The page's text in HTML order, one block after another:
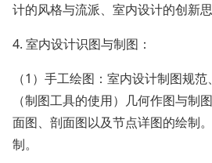
计的风格与流派、室内设计的创新思
4. 室内设计识图与制图：
（1 ）手工绘图：室内设计制图规
（制图工具的使用）几何作图与制
面图、剖面图以及节点详图的绘制
制。